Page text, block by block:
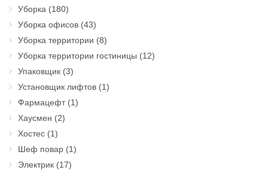
Уборка (180)
Уборка офисов (43)
Уборка территории (8)
Уборка территории гостиницы (12)
Упаковщик (3)
Установщик лифтов (1)
Фармацефт(1)
Хаусмен (2)
Хостес (1)
Шеф повар (1)
Электрик (17)